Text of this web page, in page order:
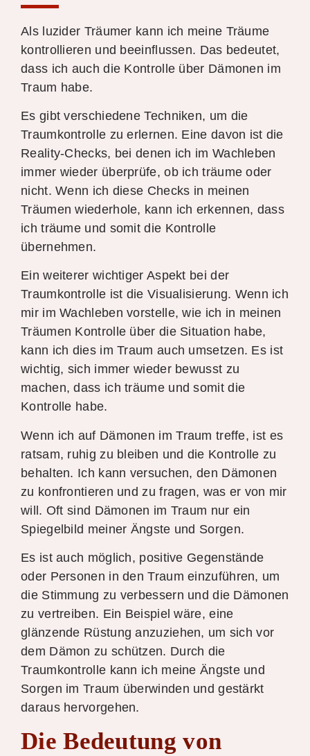
Als luzider Träumer kann ich meine Träume
kontrollieren und beeinflussen. Das bedeutet,
dass ich auch die Kontrolle über Dämonen im
Traum habe.
Es gibt verschiedene Techniken, um die
Traumkontrolle zu erlernen. Eine davon ist die
Reality-Checks, bei denen ich im Wachleben
immer wieder überprüfe, ob ich träume oder
nicht. Wenn ich diese Checks in meinen
Träumen wiederhole, kann ich erkennen, dass
ich träume und somit die Kontrolle
übernehmen.
Ein weiterer wichtiger Aspekt bei der
Traumkontrolle ist die Visualisierung. Wenn ich
mir im Wachleben vorstelle, wie ich in meinen
Träumen Kontrolle über die Situation habe,
kann ich dies im Traum auch umsetzen. Es ist
wichtig, sich immer wieder bewusst zu
machen, dass ich träume und somit die
Kontrolle habe.
Wenn ich auf Dämonen im Traum treffe, ist es
ratsam, ruhig zu bleiben und die Kontrolle zu
behalten. Ich kann versuchen, den Dämonen
zu konfrontieren und zu fragen, was er von mir
will. Oft sind Dämonen im Traum nur ein
Spiegelbild meiner Ängste und Sorgen.
Es ist auch möglich, positive Gegenstände
oder Personen in den Traum einzuführen, um
die Stimmung zu verbessern und die Dämonen
zu vertreiben. Ein Beispiel wäre, eine
glänzende Rüstung anzuziehen, um sich vor
dem Dämon zu schützen. Durch die
Traumkontrolle kann ich meine Ängste und
Sorgen im Traum überwinden und gestärkt
daraus hervorgehen.
Die Bedeutung von